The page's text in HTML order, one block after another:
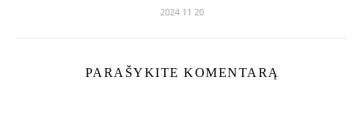
2024 11 20
PARAŠYKITE KOMENTARĄ